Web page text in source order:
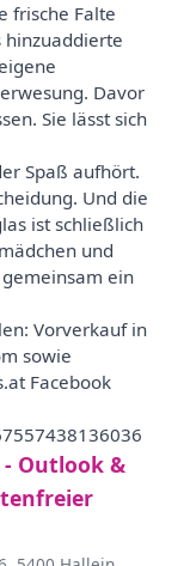
frische Falte
Davor
Sie lässt sich
Spaß aufhört.
Und die
ist schließlich
und
ein
Vorverkauf in
sowie
Facebook
Outlook &